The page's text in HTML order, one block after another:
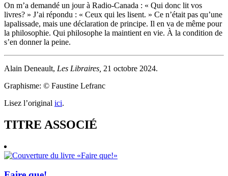
On m’a demandé un jour à Radio-Canada : « Qui donc lit vos
livres? » J’ai répondu : « Ceux qui les lisent. » Ce n’était pas qu’une
lapalissade, mais une déclaration de principe. Il en va de même pour
la philosophie. Qui philosophe la maintient en vie. À la condition de
s’en donner la peine.
Alain Deneault, Les Libraires, 21 octobre 2024.
Graphisme: © Faustine Lefranc
Lisez l’original ici.
TITRE ASSOCIÉ